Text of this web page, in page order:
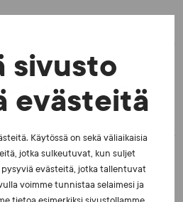
sivusto
evästeitä
Käytössä on sekä väliaikaisia
jotka sulkeutuvat, kun suljet
evästeitä, jotka tallentuvat
voimme tunnistaa selaimesi ja
asiantuntijaksi
julkistaminen:
EUT:n ratkaisusta